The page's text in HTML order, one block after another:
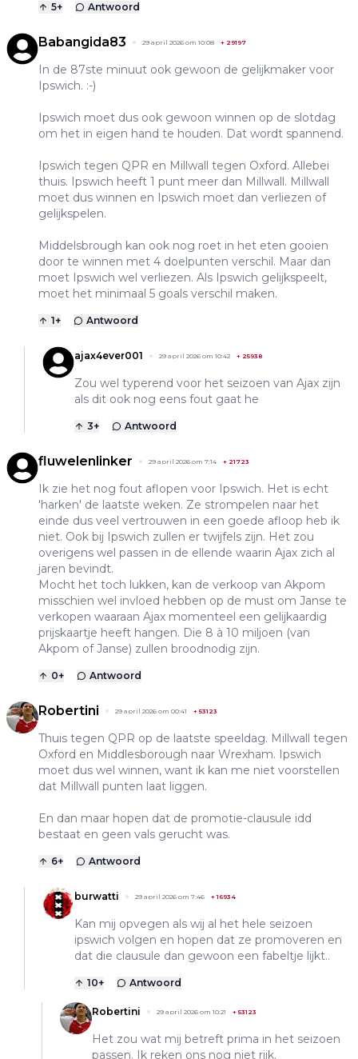
5+ Antwoord
Babangida83 29 april 2026 om 10:08 + 29197
In de 87ste minuut ook gewoon de gelijkmaker voor
Ipswich. :-)
Ipswich moet dus ook gewoon winnen op de slotdag
om het in eigen hand te houden. Dat wordt spannend.
Ipswich tegen QPR en Millwall tegen Oxford. Allebei
thuis. Ipswich heeft 1 punt meer dan Millwall. Millwall
moet dus winnen en Ipswich moet dan verliezen of
gelijkspelen.
Middelsbrough kan ook nog roet in het eten gooien
door te winnen met 4 doelpunten verschil. Maar dan
moet Ipswich wel verliezen. Als Ipswich gelijkspeelt,
moet het minimaal 5 goals verschil maken.
1+ Antwoord
ajax4ever001 29 april 2026 om 10:42 + 25938
Zou wel typerend voor het seizoen van Ajax zijn
als dit ook nog eens fout gaat he
3+ Antwoord
fluwelenlinker 29 april 2026 om 7:14 + 21723
Ik zie het nog fout aflopen voor Ipswich. Het is echt
'harken' de laatste weken. Ze strompelen naar het
einde dus veel vertrouwen in een goede afloop heb ik
niet. Ook bij Ipswich zullen er twijfels zijn. Het zou
overigens wel passen in de ellende waarin Ajax zich al
jaren bevindt.
Mocht het toch lukken, kan de verkoop van Akpom
misschien wel invloed hebben op de must om Janse te
verkopen waaraan Ajax momenteel een gelijkaardig
prijskaartje heeft hangen. Die 8 à 10 miljoen (van
Akpom of Janse) zullen broodnodig zijn.
0+ Antwoord
Robertini 29 april 2026 om 00:41 + 53123
Thuis tegen QPR op de laatste speeldag. Millwall tegen
Oxford en Middlesborough naar Wrexham. Ipswich
moet dus wel winnen, want ik kan me niet voorstellen
dat Millwall punten laat liggen.
En dan maar hopen dat de promotie-clausule idd
bestaat en geen vals gerucht was.
6+ Antwoord
burwatti 29 april 2026 om 7:46 +16934
Kan mij opvegen als wij al het hele seizoen
ipswich volgen en hopen dat ze promoveren en
dat die clausule dan gewoon een fabeltje lijkt..
10+ Antwoord
Robertini 29 april 2026 om 10:21 + 53123
Het zou wat mij betreft prima in het seizoen
passen. Ik reken ons nog niet rijk.